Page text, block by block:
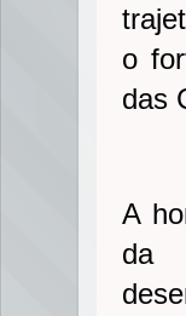
o
das
A
da